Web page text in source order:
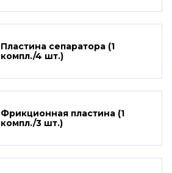
Пластина сепаратора (1
компл./4 шт.)
Фрикционная пластина (1
компл./3 шт.)